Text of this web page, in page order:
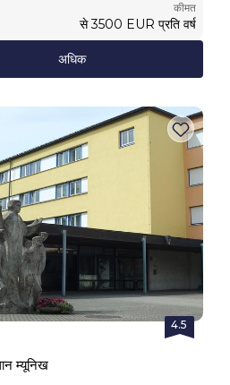
कीमत
से 3500 EUR प्रति वर्ष
अधिक
4.5
म्यूनिख